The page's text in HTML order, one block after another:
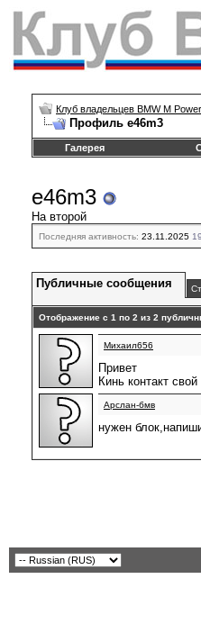
Клуб владельцев BMW M Power
Профиль e46m3
Галерея
e46m3
На второй
Последняя активность: 23.11.2025
Публичные сообщения
Отображение с 1 по 2 из 2
Михаил656
Привет
Кинь контакт свой
Арслан-бмв
нужен